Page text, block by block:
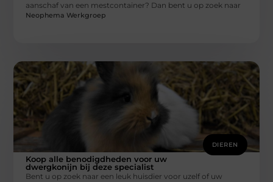
aanschaf van een mestcontainer? Dan bent u op zoek naar
Neophema Werkgroep
DIEREN
Koop alle benodigdheden voor uw
dwergkonijn bij deze specialist
Bent u op zoek naar een leuk huisdier voor uzelf of uw